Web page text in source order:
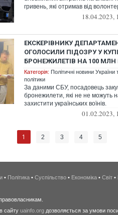
гривень, які отримав від
18.04.2023,
ЕКСКЕРІВНИКУ
ОГОЛОСИЛИ ПІДОЗРУ У
БРОНЕЖИЛЕТІВ НА 100
Категорія: Політичні новини України
політики
За даними СБУ, посадовець
бронежилети, які не не можуть
захистити українських воїнів.
01.02.2023,
1 2 3 4 5
• Політика • Суспільство • Економіка • Світ •
сайту uainfo.org дозволяється за умови